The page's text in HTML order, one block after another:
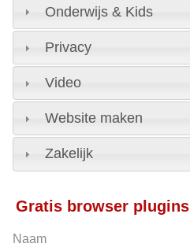
Onderwijs & Kids
Privacy
Video
Website maken
Zakelijk
Gratis browser plugins
Naam